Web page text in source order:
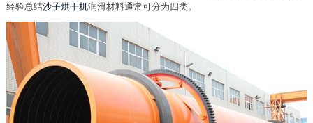
经验总结沙子烘干机润滑材料通常可分为四类。